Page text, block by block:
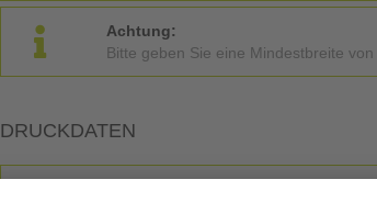
Achtung:
Bitte geben Sie eine Mindestbreite
DRUCKDATEN